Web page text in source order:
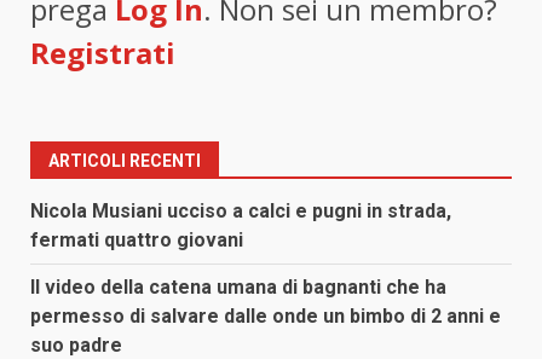
prega Log In. Non sei un membro?
Registrati
ARTICOLI RECENTI
Nicola Musiani ucciso a calci e pugni in strada,
fermati quattro giovani
Il video della catena umana di bagnanti che ha
permesso di salvare dalle onde un bimbo di 2 anni e
suo padre